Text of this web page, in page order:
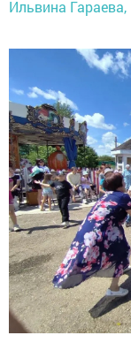
Ильвина Гараева,